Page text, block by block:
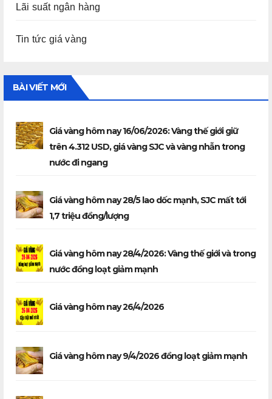
Lãi suất ngân hàng
Tin tức giá vàng
BÀI VIẾT MỚI
Giá vàng hôm nay 16/06/2026: Vàng thế giới giữ
trên 4.312 USD, giá vàng SJC và vàng nhẫn trong
nước đi ngang
Giá vàng hôm nay 28/5 lao dốc mạnh, SJC mất tới
1,7 triệu đồng/lượng
Giá vàng hôm nay 28/4/2026: Vàng thế giới và trong
nước đồng loạt giảm mạnh
Giá vàng hôm nay 26/4/2026
Giá vàng hôm nay 9/4/2026 đồng loạt giảm mạnh